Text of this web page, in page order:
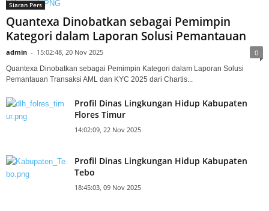
Siaran Pers
Quantexa Dinobatkan sebagai Pemimpin
Kategori dalam Laporan Solusi Pemantauan
admin - 15:02:48, 20 Nov 2025 0
Quantexa Dinobatkan sebagai Pemimpin Kategori dalam Laporan Solusi
Pemantauan Transaksi AML dan KYC 2025 dari Chartis...
Profil Dinas Lingkungan Hidup Kabupaten
Flores Timur
14:02:09, 22 Nov 2025
Profil Dinas Lingkungan Hidup Kabupaten
Tebo
18:45:03, 09 Nov 2025